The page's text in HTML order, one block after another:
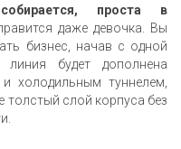
проста в
даже девочка. Вы
бизнес, начав с одной
будет дополнена
холодильным туннелем,
слой корпуса без